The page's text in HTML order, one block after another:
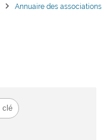
chevron_right Annuaire des associations